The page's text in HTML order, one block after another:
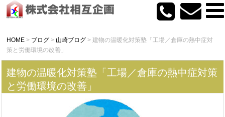
HOME > ブログ > 山崎ブログ > 建物の温暖化対策塾「工場／倉庫の熱中症対
策と労働環境の改善」
建物の温暖化対策塾「工場／倉庫の熱中症対策
と労働環境の改善」